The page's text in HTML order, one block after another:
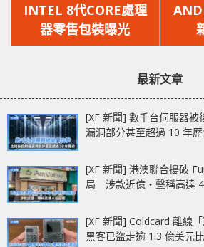
一
篇
文
INTEL 8代CORE處理
器零售包裝曝光
最新文章
[XF 新聞] 數千台伺服器
漏洞部分甚至超過 10 年
[XF 新聞] 港澳聯合搗破
局 涉款近億‧聲稱高達 4
[XF 新聞] Coldcard 離線
黑客已盜走逾 1.3 億美元